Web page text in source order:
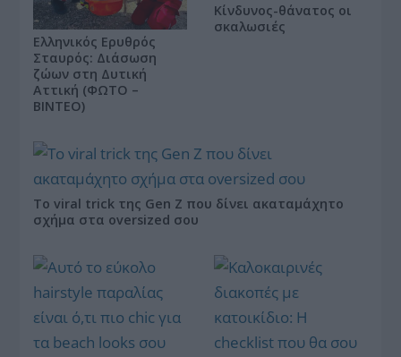
Ελληνικός Ερυθρός
Σταυρός: Διάσωση
ζώων στη Δυτική
Αττική (ΦΩΤΟ –
ΒΙΝΤΕΟ)
Κίνδυνος-θάνατος οι
σκαλωσιές
Το viral trick της Gen Z που δίνει ακαταμάχητο
σχήμα στα oversized σου